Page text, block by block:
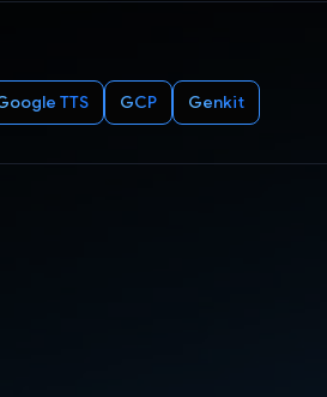
TTS GCP Genkit